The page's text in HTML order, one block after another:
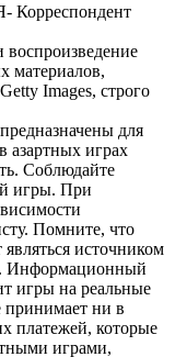
Корреспондент
материалов,
Images, строго
для
азартных играх
Соблюдайте
игры. При
Помните, что
источником
Информационный
игры на реальные
принимает ни в
платежей, которые
играми,